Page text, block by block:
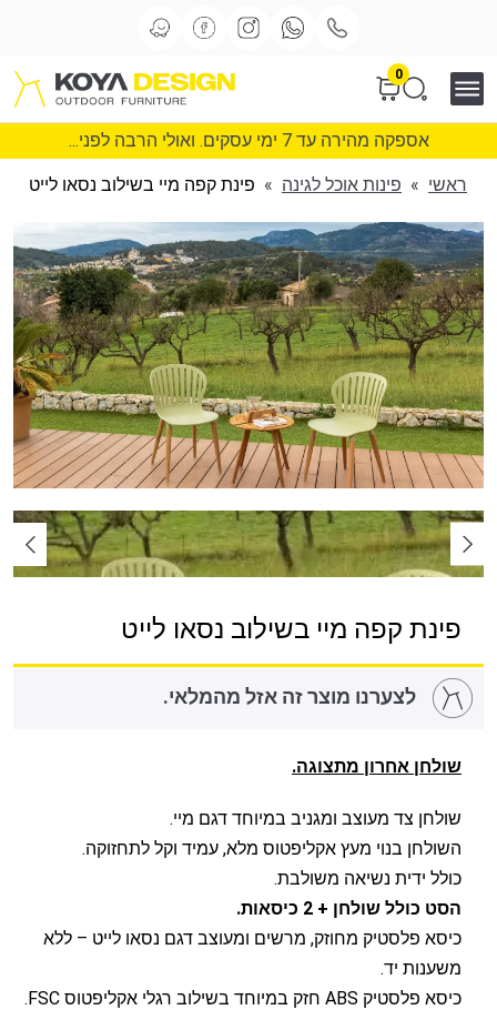
0
אספקה מהירה עד 7 ימי עסקים. ואולי הרבה לפני...
ראשי » פינות אוכל לגינה » פינת קפה מיי בשילוב נסאו לייט
פינת קפה מיי בשילוב נסאו לייט
לצערנו מוצר זה אזל מהמלאי.
שולחן אחרון מתצוגה.
שולחן צד מעוצב ומגניב במיוחד דגם מיי.
השולחן בנוי מעץ אקליפטוס מלא, עמיד וקל לתחזוקה.
כולל ידית נשיאה משולבת.
הסט כולל שולחן + 2 כיסאות.
כיסא פלסטיק מחוזק, מרשים ומעוצב דגם נסאו לייט – ללא
משענות יד.
כיסא פלסטיק ABS חזק במיוחד בשילוב רגלי אקליפטוס FSC.